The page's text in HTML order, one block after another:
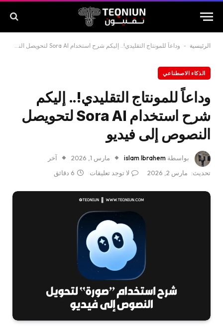
الرئيسية - وداعاً للمونتاج التقليدي!.. إليكم شرح استخدام Sora AI لتحويصل النصوص إلى فيديو
الذكاء الاصطناعي
وداعاً للمونتاج التقليدي!.. إليكم
شرح استخدام Sora AI لتحويصل
النصوص إلى فيديو
بواسطة islam Ibrahem مارس 1, 2026
آخر
تحديث: مارس 2, 2026 لا توجد تعليقات 6 دقائق